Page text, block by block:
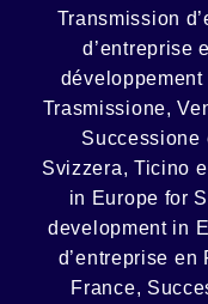
Transmission
d’entreprise
Trasmissione,
Successione
Svizzera, Ticino
in Europe for
development in
d’entreprise en
France,